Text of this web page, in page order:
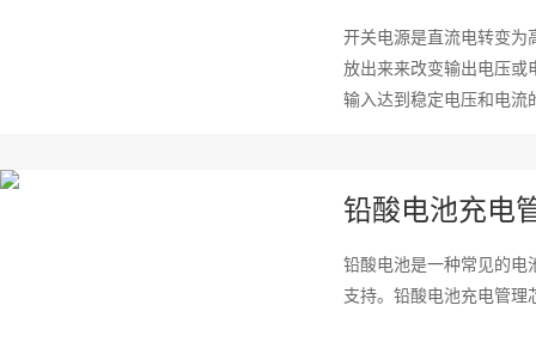
开关电源是直流电转变为
放出来来改变输出电压或
输入达到稳定电压和电流
铅酸电池充电
铅酸电池是一种常见的电
支持。铅酸电池充电管理